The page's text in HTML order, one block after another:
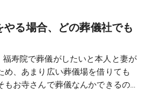
る場合、どの葬儀社でも
寿院で葬儀がしたいと本人と妻が